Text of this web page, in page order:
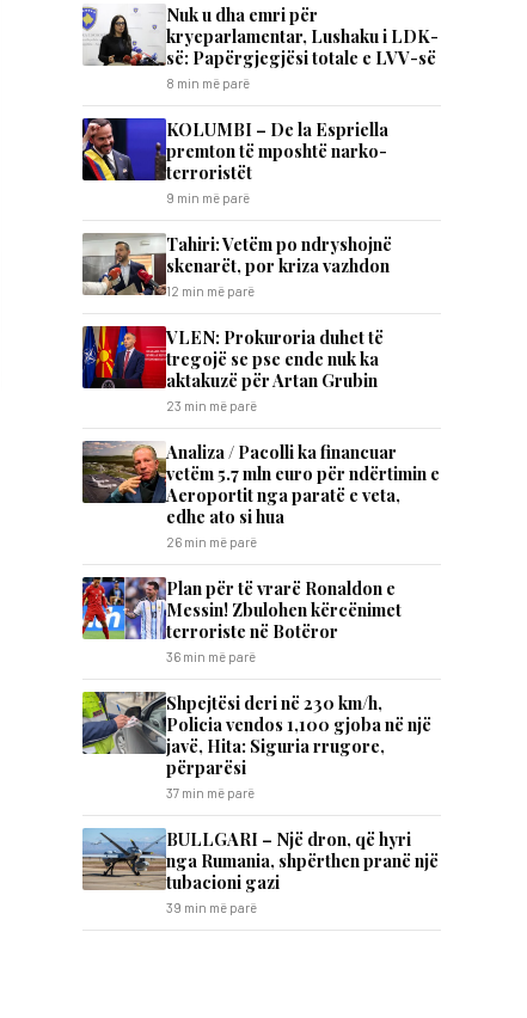
Nuk u dha emri për
kryeparlamentar, Lushaku i LDK-
së: Papërgjegjësi totale e LVV-së
8 min më parë
KOLUMBI – De la Espriella
premton të mposhtë narko-
terroristët
9 min më parë
Tahiri: Vetëm po ndryshojnë
skenarët, por kriza vazhdon
12 min më parë
VLEN: Prokuroria duhet të
tregojë se pse ende nuk ka
aktakuzë për Artan Grubin
23 min më parë
Analiza / Pacolli ka financuar
vetëm 5.7 mln euro për ndërtimin e
Aeroportit nga paratë e veta,
edhe ato si hua
26 min më parë
Plan për të vrarë Ronaldon e
Messin! Zbulohen kërcënimet
terroriste në Botëror
36 min më parë
Shpejtësi deri në 230 km/h,
Policia vendos 1,100 gjoba në një
javë, Hita: Siguria rrugore,
përparësi
37 min më parë
BULLGARI – Një dron, që hyri
nga Rumania, shpërthen pranë një
tubacioni gazi
39 min më parë